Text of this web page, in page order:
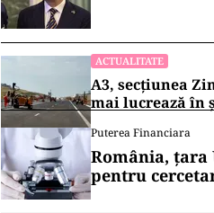
ACTUALITATE
A3, secțiunea
mai lucrează în
Puterea Financiara
România, țara
pentru